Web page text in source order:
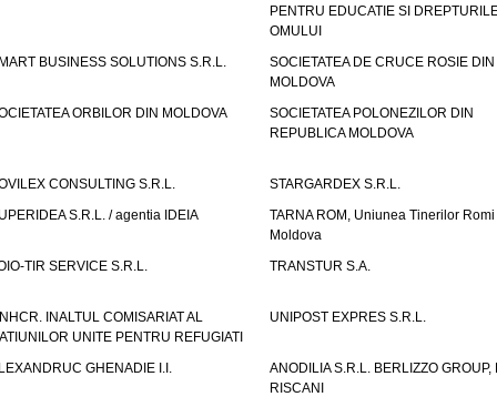
PENTRU EDUCATIE SI
OMULUI
BUSINESS SOLUTIONS S.R.L.
SOCIETATEA DE CRUCE ROSIE DIN
MOLDOVA
ORBILOR DIN MOLDOVA
SOCIETATEA POLONEZILOR DIN
REPUBLICA MOLDOVA
CONSULTING S.R.L.
STARGARDEX S.R.L.
S.R.L. / agentia IDEIA
TARNA ROM, Uniunea Tinerilor
Moldova
TIR SERVICE S.R.L.
TRANSTUR S.A.
INALTUL COMISARIAT AL
UNITE PENTRU REFUGIATI
UNIPOST EXPRES S.R.L.
GHENADIE I.I.
ANODILIA S.R.L. BERLIZZO GROUP,
RISCANI